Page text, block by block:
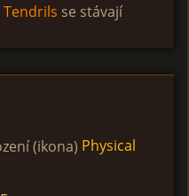
Tendrils se stávají
Physical